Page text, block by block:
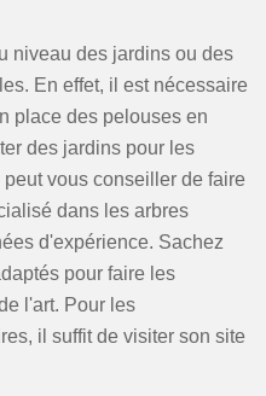
niveau des jardins ou des
En effet, il est nécessaire
place des pelouses en
des jardins pour les
vous conseiller de faire
dans les arbres
d'expérience. Sachez
pour faire les
l'art. Pour les
il suffit de visiter son site